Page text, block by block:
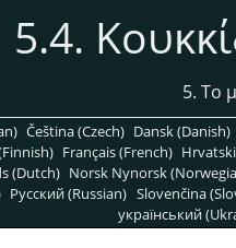
5.4.
5. Το
Čeština (Czech) Dansk (Danish)
Français (French)
(Dutch) Norsk Nynorsk
Pусский (Russian) Slovenčina
український